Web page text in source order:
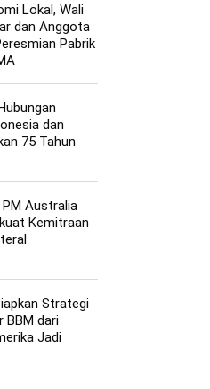
Lokal, Wali
dan Anggota
Pabrik
dan
75 Tahun
Australia
Kemitraan
Strategi
BBM dari
Jadi